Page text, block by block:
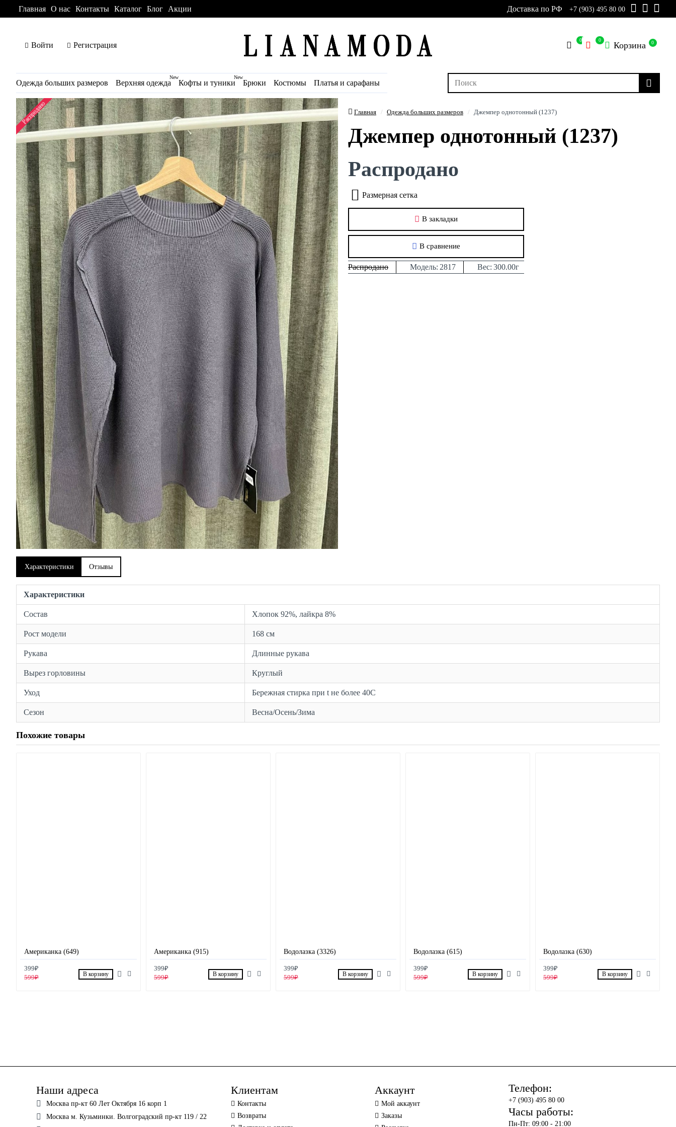
Главная О нас Контакты Каталог Блог Акции Доставка по РФ +7 (903) 495 80 00
Войти Регистрация
0 0 Корзина 0
Одежда больших размеров Верхняя одежда
New
Кофты и туники
New
Брюки Костюмы Платья и сарафаны
Распродано Главная Одежда больших размеров Джемпер однотонный (1237)
Джемпер однотонный (1237)
Распродано Модель: 2817 Вес: 300.00г
Распродано
В закладки
В сравнение
Размерная сетка
Характеристики Отзывы
Характеристики
Состав Хлопок 92%, лайкра 8%
Рост модели 168 см
Рукава Длинные рукава
Вырез горловины Круглый
Уход Бережная стирка при t не более 40С
Сезон Весна/Осень/Зима
Похожие товары
Американка (649)
399₽
599₽
В корзину
Американка (915)
399₽
599₽
В корзину
Водолазка (3326)
399₽
599₽
В корзину
Водолазка (615)
399₽
599₽
В корзину
Водолазка (630)
399₽
599₽
В корзину
Наши адреса
Москва пр-кт 60 Лет Октября 16 корп 1
Москва м. Кузьминки. Волгоградский пр-кт 119 / 22
Клиентам
Контакты
Возвраты
Аккаунт
Мой аккаунт
Заказы
Телефон:
+7 (903) 495 80 00
Часы работы:
Пн-Пт: 09:00 - 21:00